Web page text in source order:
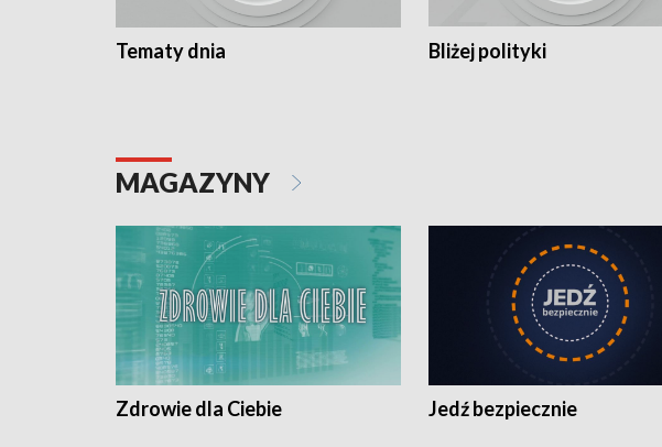
Tematy dnia Bliżej polityki
MAGAZYNY
Zdrowie dla Ciebie Jedź bezpiecznie